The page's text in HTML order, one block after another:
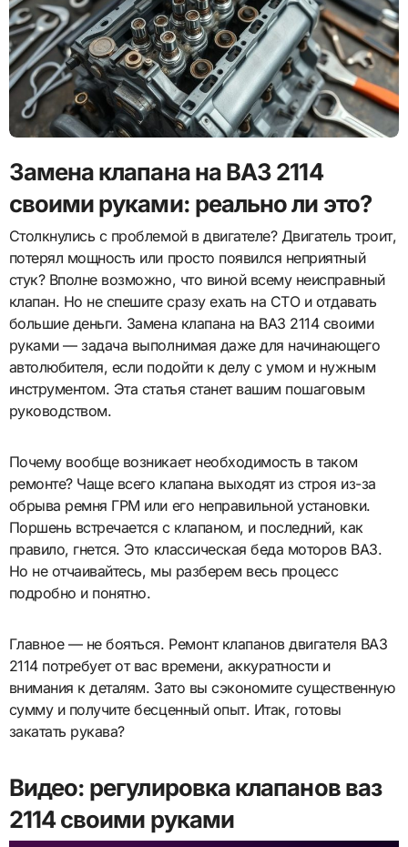
Замена клапана на ВАЗ 2114
своими руками: реально ли это?
Столкнулись с проблемой в двигателе? Двигатель троит,
потерял мощность или просто появился неприятный
стук? Вполне возможно, что виной всему неисправный
клапан. Но не спешите сразу ехать на СТО и отдавать
большие деньги. Замена клапана на ВАЗ 2114 своими
руками — задача выполнимая даже для начинающего
автолюбителя, если подойти к делу с умом и нужным
инструментом. Эта статья станет вашим пошаговым
руководством.
Почему вообще возникает необходимость в таком
ремонте? Чаще всего клапана выходят из строя из-за
обрыва ремня ГРМ или его неправильной установки.
Поршень встречается с клапаном, и последний, как
правило, гнется. Это классическая беда моторов ВАЗ.
Но не отчаивайтесь, мы разберем весь процесс
подробно и понятно.
Главное — не бояться. Ремонт клапанов двигателя ВАЗ
2114 потребует от вас времени, аккуратности и
внимания к деталям. Зато вы сэкономите существенную
сумму и получите бесценный опыт. Итак, готовы
закатать рукава?
Видео: регулировка клапанов ваз
2114 своими руками